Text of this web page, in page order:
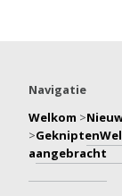
Navigatie
Welkom >
>
aangebracht